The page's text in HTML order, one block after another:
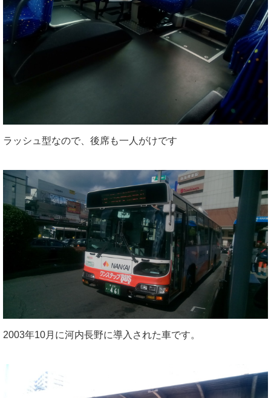
ラッシュ型なので、後席も一人がけです
2003年10月に河内長野に導入された車です。